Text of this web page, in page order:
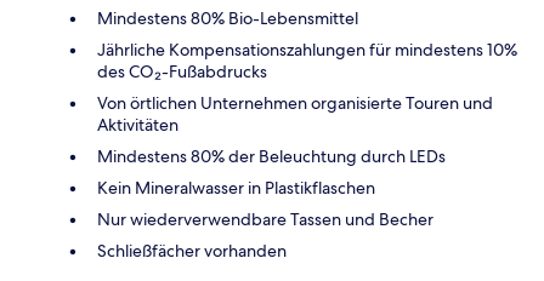
Mindestens 80% Bio-Lebensmittel
Jährliche Kompensationszahlungen für mindestens 10%
des CO₂-Fußabdrucks
Von örtlichen Unternehmen organisierte Touren und
Aktivitäten
Mindestens 80% der Beleuchtung durch LEDs
Kein Mineralwasser in Plastikflaschen
Nur wiederverwendbare Tassen und Becher
Schließfächer vorhanden